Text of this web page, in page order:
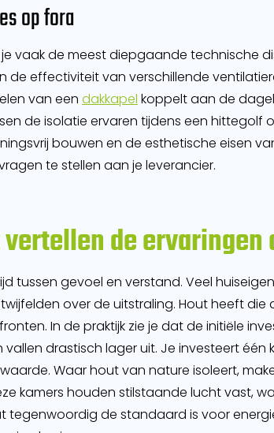
op fora
vaak de meest diepgaande technische
effectiviteit van verschillende
van een dakkapel koppelt aan de
de isolatie ervaren tijdens een hittegolf
bouwen en de esthetische eisen
te stellen aan je leverancier.
de
tussen gevoel en verstand. Veel
over de uitstraling. Hout heeft die
In de praktijk zie je dat de initiële
drastisch lager uit. Je investeert één
Waar hout van nature isoleert,
kamers houden stilstaande lucht vast,
tegenwoordig de standaard is voor